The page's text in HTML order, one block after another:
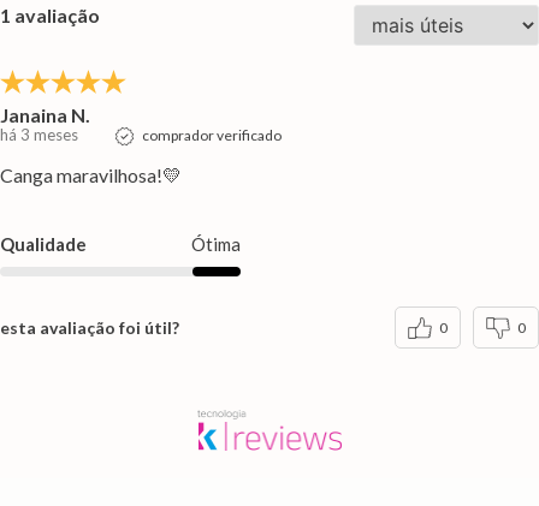
1 avaliação
Janaina N.
há 3 meses comprador verificado
Canga maravilhosa!💛
Qualidade Ótima
esta avaliação foi útil? 0 0